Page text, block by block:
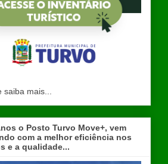
saiba mais...
o Posto Turvo Move+, vem
com a melhor eficiência nos
e a qualidade...